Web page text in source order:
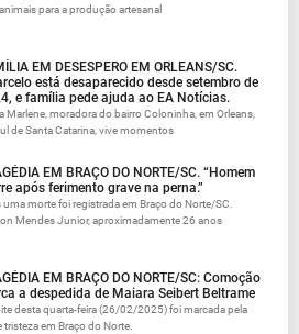
para a produção artesanal
EM DESESPERO EM ORLEANS/SC.
está desaparecido desde setembro de
e família pede ajuda ao EA Notícias.
Marlene, moradora do bairro Coloninha, em Orleans,
de Santa Catarina, vive momentos
EM BRAÇO DO NORTE/SC. “Homem
após ferimento grave na perna.”
uma morte foi registrada em Braço do Norte/SC.
Mendes Junior, aproximadamente 26 anos
EM BRAÇO DO NORTE/SC: Comoção
a despedida de Maiara Seibert Beltrame
desta quarta-feira (26/02/2025) foi marcada pela
tristeza em Braço do Norte.